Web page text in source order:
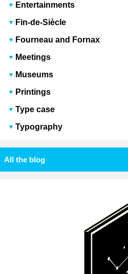
Entertainments
Fin-de-Siècle
Fourneau and Fornax
Meetings
Museums
Printings
Type case
Typography
All the blog